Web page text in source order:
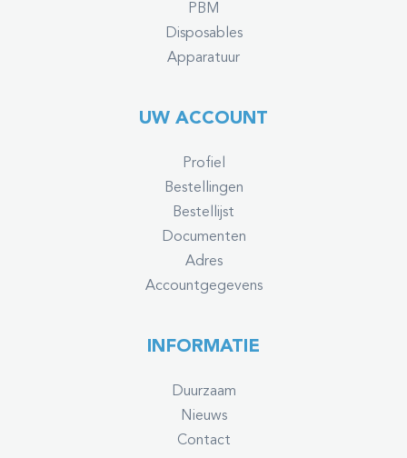
PBM
Disposables
Apparatuur
UW ACCOUNT
Profiel
Bestellingen
Bestellijst
Documenten
Adres
Accountgegevens
INFORMATIE
Duurzaam
Nieuws
Contact